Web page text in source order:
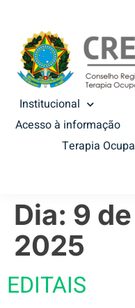
Institucional
Acesso à informação
Terapia
Dia: 9
2025
EDITAIS